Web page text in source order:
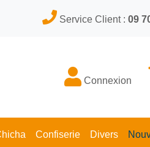
Service Client : 09
Connexion
Confiserie Divers